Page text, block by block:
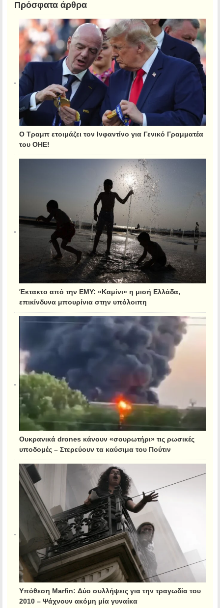
Πρόσφατα άρθρα
Ο Τραμπ ετοιμάζει τον Ινφαντίνο για Γενικό Γραμματέα
του ΟΗΕ!
Έκτακτο από την ΕΜΥ: «Καμίνι» η μισή Ελλάδα,
επικίνδυνα μπουρίνια στην υπόλοιπη
Ουκρανικά drones κάνουν «σουρωτήρι» τις ρωσικές
υποδομές – Στερεύουν τα καύσιμα του Πούτιν
Υπόθεση Marfin: Δύο συλλήψεις για την τραγωδία του
2010 – Ψάχνουν ακόμη μία γυναίκα